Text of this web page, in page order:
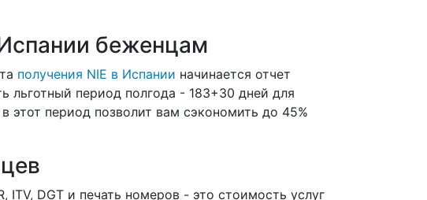
беженцам
получения NIE в Испании начинается отчет
льготный период полгода - 183+30 дней для
период позволит вам сэкономить до 45%
DGT и печать номеров - это стоимость услуг